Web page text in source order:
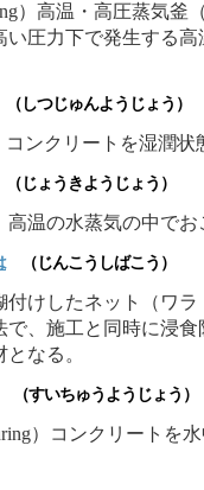
）高温・高圧蒸気
い圧力下で発生する
しつじゅんようじょう）
コンクリートを湿潤状
じょうきようじょう）
高温の水蒸気の中で
（じんこうしばこう）
付けしたネット（ワ
で、施工と同時に浸
となる。
すいちゅうようじょう）
）コンクリートを